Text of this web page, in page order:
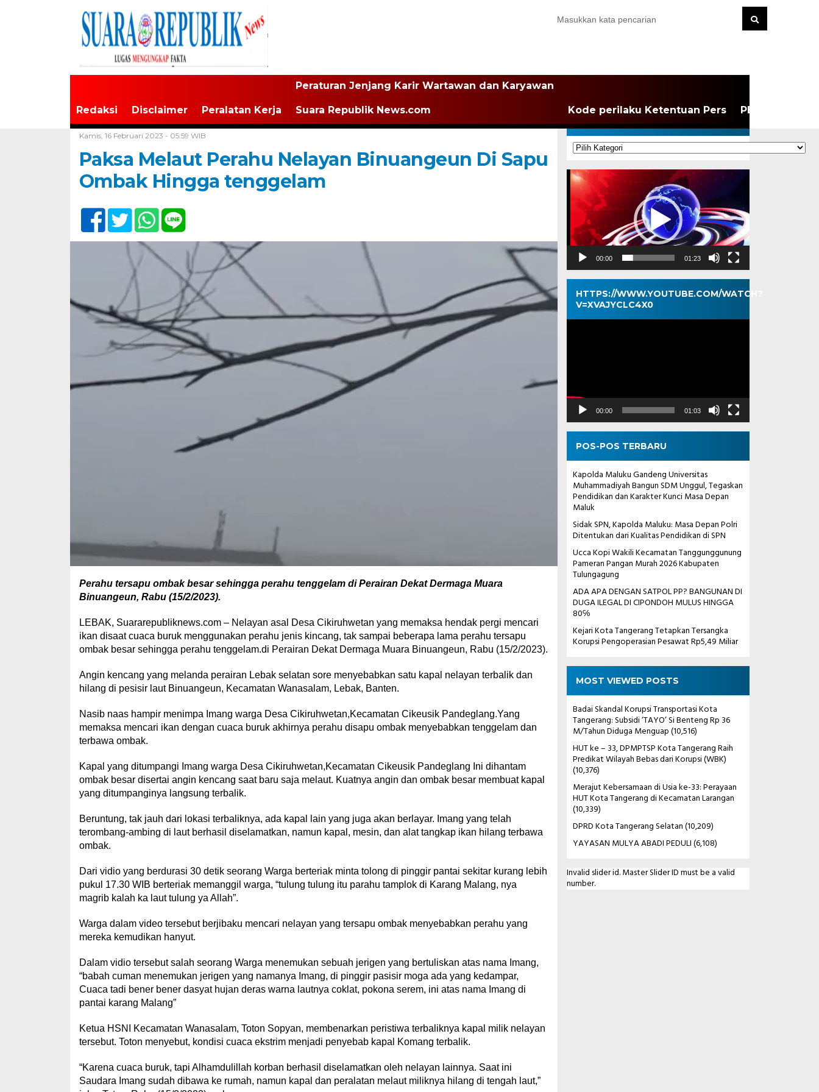
Redaksi Disclaimer Peralatan Kerja
Peraturan Jenjang Karir Wartawan dan Karyawan
Suara Republik News.com Kode perilaku Ketentuan Pers PEDOMAN
Kamis, 16 Februari 2023 - 05:59 WIB
Paksa Melaut Perahu Nelayan Binuangeun Di Sapu
Ombak Hingga tenggelam
Perahu tersapu ombak besar sehingga perahu tenggelam di Perairan Dekat Dermaga Muara
Binuangeun, Rabu (15/2/2023).
LEBAK, Suararepubliknews.com – Nelayan asal Desa Cikiruhwetan yang memaksa hendak pergi mencari
ikan disaat cuaca buruk menggunakan perahu jenis kincang, tak sampai beberapa lama perahu tersapu
ombak besar sehingga perahu tenggelam.di Perairan Dekat Dermaga Muara Binuangeun, Rabu (15/2/2023).
Angin kencang yang melanda perairan Lebak selatan sore menyebabkan satu kapal nelayan terbalik dan
hilang di pesisir laut Binuangeun, Kecamatan Wanasalam, Lebak, Banten.
Nasib naas hampir menimpa Imang warga Desa Cikiruhwetan,Kecamatan Cikeusik Pandeglang.Yang
memaksa mencari ikan dengan cuaca buruk akhirnya perahu disapu ombak menyebabkan tenggelam dan
terbawa ombak.
Kapal yang ditumpangi Imang warga Desa Cikiruhwetan,Kecamatan Cikeusik Pandeglang Ini dihantam
ombak besar disertai angin kencang saat baru saja melaut. Kuatnya angin dan ombak besar membuat kapal
yang ditumpanginya langsung terbalik.
Beruntung, tak jauh dari lokasi terbaliknya, ada kapal lain yang juga akan berlayar. Imang yang telah
terombang-ambing di laut berhasil diselamatkan, namun kapal, mesin, dan alat tangkap ikan hilang terbawa
ombak.
Dari vidio yang berdurasi 30 detik seorang Warga berteriak minta tolong di pinggir pantai sekitar kurang lebih
pukul 17.30 WIB berteriak memanggil warga, “tulung tulung itu parahu tamplok di Karang Malang, nya
magrib kalah ka laut tulung ya Allah”.
Warga dalam video tersebut berjibaku mencari nelayan yang tersapu ombak menyebabkan perahu yang
mereka kemudikan hanyut.
Dalam vidio tersebut salah seorang Warga menemukan sebuah jerigen yang bertuliskan atas nama Imang,
“babah cuman menemukan jerigen yang namanya Imang, di pinggir pasisir moga ada yang kedampar,
Cuaca tadi bener bener dasyat hujan deras warna lautnya coklat, pokona serem, ini atas nama Imang di
pantai karang Malang”
Ketua HSNI Kecamatan Wanasalam, Toton Sopyan, membenarkan peristiwa terbaliknya kapal milik nelayan
tersebut. Toton menyebut, kondisi cuaca ekstrim menjadi penyebab kapal Komang terbalik.
“Karena cuaca buruk, tapi Alhamdulillah korban berhasil diselamatkan oleh nelayan lainnya. Saat ini
Saudara Imang sudah dibawa ke rumah, namun kapal dan peralatan melaut miliknya hilang di tengah laut,”
KATEGORI
Kategori
Pemutar
Video
00:00 01:23
HTTPS://WWW.YOUTUBE.COM/WATCH?
V=XVAJYCLC4X0
Pemutar
00:00 01:03
POS-POS TERBARU
Kapolda Maluku Gandeng Universitas
Muhammadiyah Bangun SDM Unggul, Tegaskan
Pendidikan dan Karakter Kunci Masa Depan
Maluk
Sidak SPN, Kapolda Maluku: Masa Depan Polri
Ditentukan dari Kualitas Pendidikan di SPN
Ucca Kopi Wakili Kecamatan Tanggunggunung
Pameran Pangan Murah 2026 Kabupaten
Tulungagung
ADA APA DENGAN SATPOL PP? BANGUNAN DI
DUGA ILEGAL DI CIPONDOH MULUS HINGGA
80℅
Kejari Kota Tangerang Tetapkan Tersangka
Korupsi Pengoperasian Pesawat Rp5,49 Miliar
MOST VIEWED POSTS
Badai Skandal Korupsi Transportasi Kota
Tangerang: Subsidi ‘TAYO’ Si Benteng Rp 36
M/Tahun Diduga Menguap(10,516)
HUT ke – 33, DPMPTSP Kota Tangerang Raih
Predikat Wilayah Bebas dari Korupsi (WBK)
(10,376)
Merajut Kebersamaan di Usia ke-33: Perayaan
HUT Kota Tangerang di Kecamatan Larangan
(10,339)
DPRD Kota Tangerang Selatan(10,209)
YAYASAN MULYA ABADI PEDULI(6,108)
Invalid slider id. Master Slider ID must be a valid
number.